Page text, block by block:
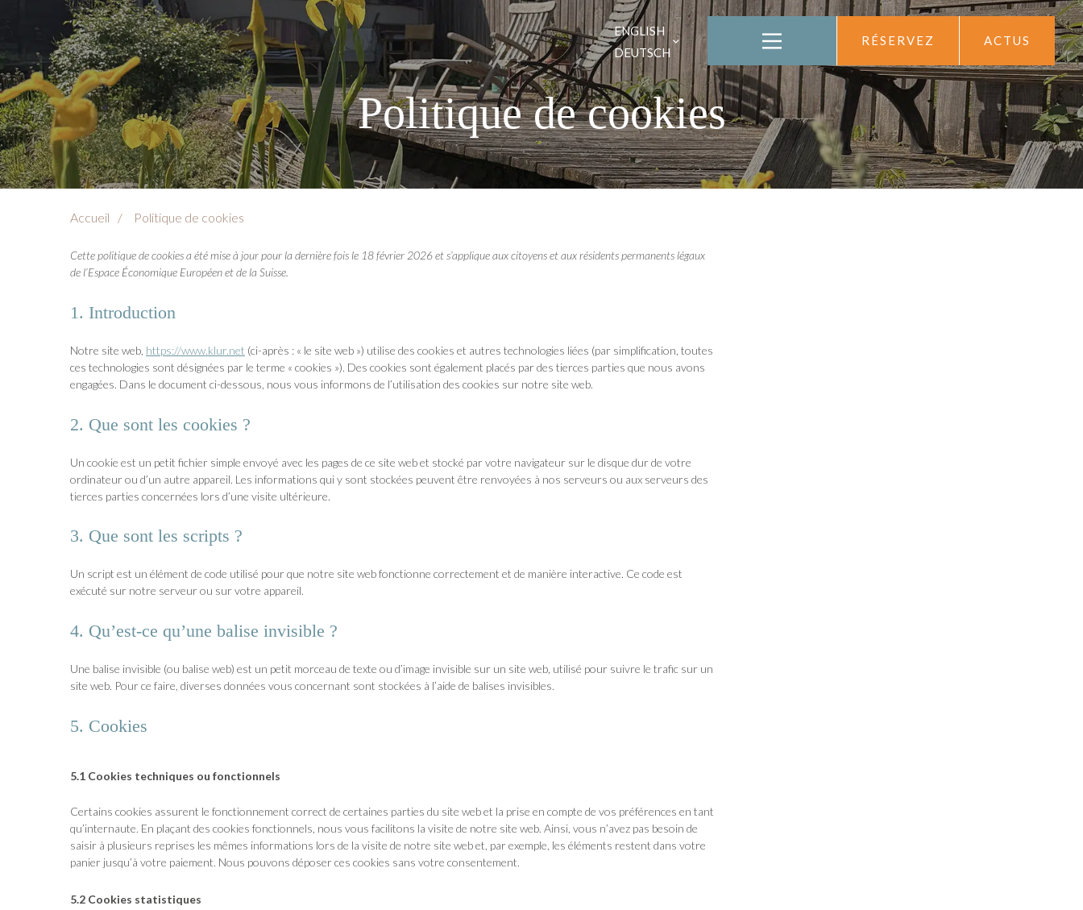
ENGLISH
DEUTSCH
RÉSERVEZ ACTUS
Politique de cookies
Accueil Politique de cookies
Cette politique de cookies a été mise à jour pour la dernière fois le 18 février 2026 et s’applique aux citoyens et aux résidents permanents légaux
de l’Espace Économique Européen et de la Suisse.
1. Introduction
Notre site web, https://www.klur.net (ci-après : « le site web ») utilise des cookies et autres technologies liées (par simplification, toutes
ces technologies sont désignées par le terme « cookies »). Des cookies sont également placés par des tierces parties que nous avons
engagées. Dans le document ci-dessous, nous vous informons de l’utilisation des cookies sur notre site web.
2. Que sont les cookies ?
Un cookie est un petit fichier simple envoyé avec les pages de ce site web et stocké par votre navigateur sur le disque dur de votre
ordinateur ou d’un autre appareil. Les informations qui y sont stockées peuvent être renvoyées à nos serveurs ou aux serveurs des
tierces parties concernées lors d’une visite ultérieure.
3. Que sont les scripts ?
Un script est un élément de code utilisé pour que notre site web fonctionne correctement et de manière interactive. Ce code est
exécuté sur notre serveur ou sur votre appareil.
4. Qu’est-ce qu’une balise invisible ?
Une balise invisible (ou balise web) est un petit morceau de texte ou d’image invisible sur un site web, utilisé pour suivre le trafic sur un
site web. Pour ce faire, diverses données vous concernant sont stockées à l’aide de balises invisibles.
5. Cookies
5.1 Cookies techniques ou fonctionnels
Certains cookies assurent le fonctionnement correct de certaines parties du site web et la prise en compte de vos préférences en tant
qu’internaute. En plaçant des cookies fonctionnels, nous vous facilitons la visite de notre site web. Ainsi, vous n’avez pas besoin de
saisir à plusieurs reprises les mêmes informations lors de la visite de notre site web et, par exemple, les éléments restent dans votre
panier jusqu’à votre paiement. Nous pouvons déposer ces cookies sans votre consentement.
5.2 Cookies statistiques